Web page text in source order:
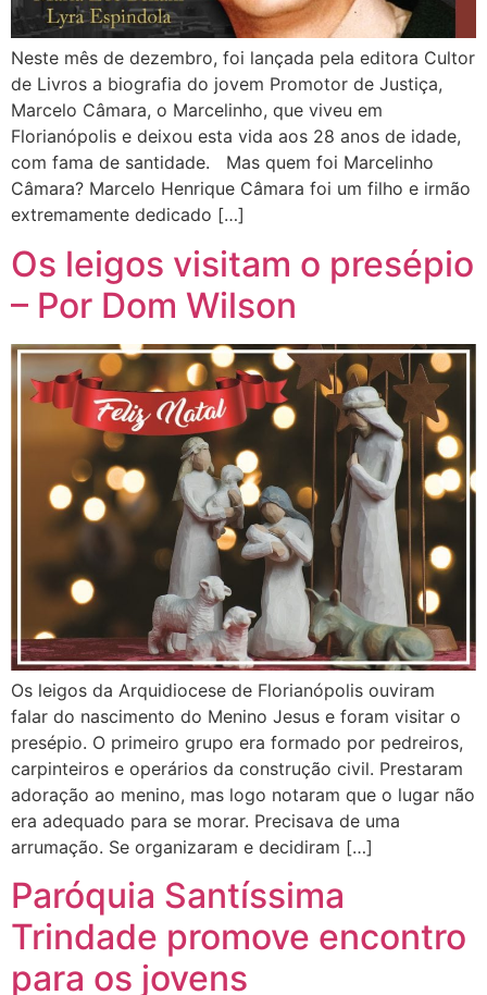
Neste mês de dezembro, foi lançada pela editora Cultor
de Livros a biografia do jovem Promotor de Justiça,
Marcelo Câmara, o Marcelinho, que viveu em
Florianópolis e deixou esta vida aos 28 anos de idade,
com fama de santidade. Mas quem foi Marcelinho
Câmara? Marcelo Henrique Câmara foi um filho e irmão
extremamente dedicado […]
Os leigos visitam o presépio
– Por Dom Wilson
Os leigos da Arquidiocese de Florianópolis ouviram
falar do nascimento do Menino Jesus e foram visitar o
presépio. O primeiro grupo era formado por pedreiros,
carpinteiros e operários da construção civil. Prestaram
adoração ao menino, mas logo notaram que o lugar não
era adequado para se morar. Precisava de uma
arrumação. Se organizaram e decidiram […]
Paróquia Santíssima
Trindade promove encontro
para os jovens